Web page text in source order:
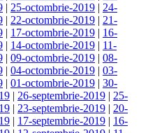
| 25-octombrie-2019 | 24-
| 22-octombrie-2019 | 21-
| 17-octombrie-2019 | 16-
| 14-octombrie-2019 | 11-
| 09-octombrie-2019 | 08-
| 04-octombrie-2019 | 03-
| 01-octombrie-2019 | 30-
| 26-septembrie-2019 | 25-
| 23-septembrie-2019 | 20-
| 17-septembrie-2019 | 16-